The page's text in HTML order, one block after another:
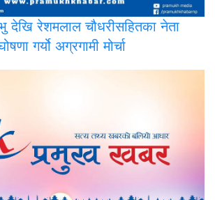
देखि रेशमलाल चौधरीसहितका नेता
गर्यो अग्रगामी मोर्चा